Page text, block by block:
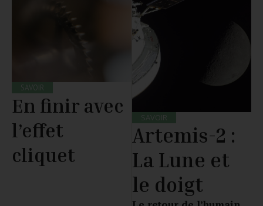
SAVOIR
En finir avec
l’effet
cliquet
SAVOIR
Artemis-2 :
La Lune et
le doigt